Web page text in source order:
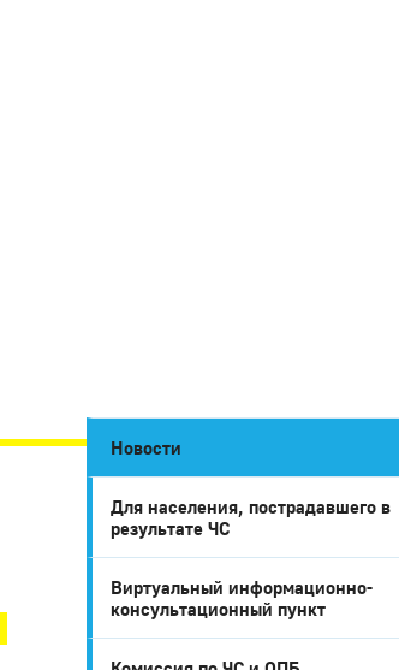
Город Глазов
Новости
Для населения, пострадавшего в
результате ЧС
Виртуальный информационно-
консультационный пункт